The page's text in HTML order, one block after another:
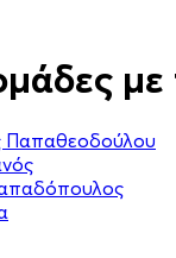
με
Παπαθεοδούλου